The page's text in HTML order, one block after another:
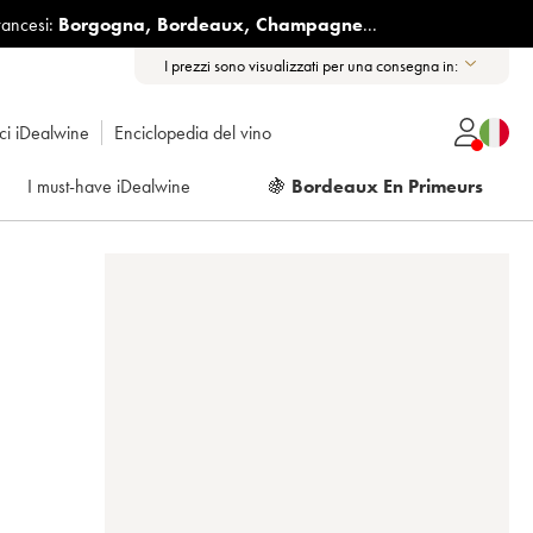
Borgogna, Bordeaux, Champagne...
I prezzi sono visualizzati per una consegna in:
iDealwine Enciclopedia del vino
I must-have iDealwine 🍇 Bordeaux En Primeurs